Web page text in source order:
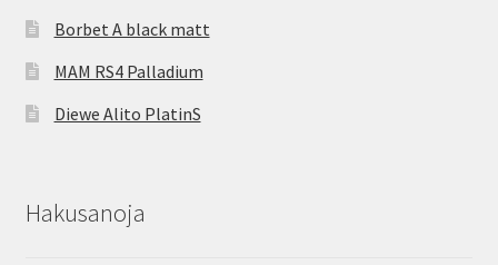
Borbet A black matt
MAM RS4 Palladium
Diewe Alito PlatinS
Hakusanoja